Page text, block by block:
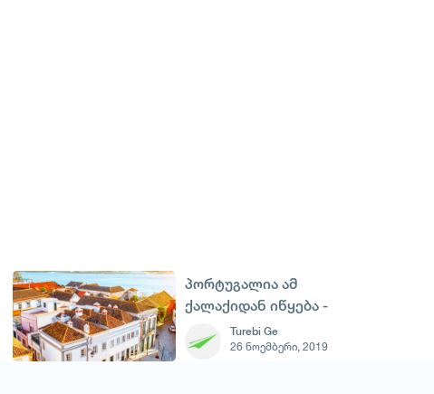
პორტუგალია ამ
ქალაქიდან იწყება -
ფარუ და მისი
ღირშესანიშნაობები
Turebi Ge
26 ნოემბერი, 2019